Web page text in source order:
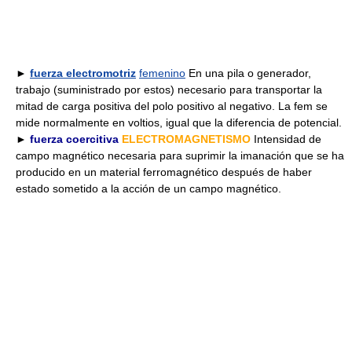
► fuerza electromotriz femenino En una pila o generador,
trabajo (suministrado por estos) necesario para transportar la
mitad de carga positiva del polo positivo al negativo. La fem se
mide normalmente en voltios, igual que la diferencia de potencial.
► fuerza coercitiva ELECTROMAGNETISMO Intensidad de
campo magnético necesaria para suprimir la imanación que se ha
producido en un material ferromagnético después de haber
estado sometido a la acción de un campo magnético.